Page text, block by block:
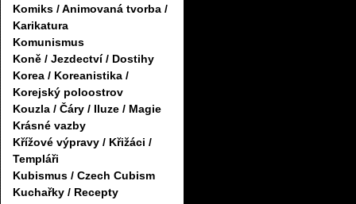
Komiks / Animovaná tvorba /
Karikatura
Komunismus
Koně / Jezdectví / Dostihy
Korea / Koreanistika /
Korejský poloostrov
Kouzla / Čáry / Iluze / Magie
Krásné vazby
Křížové výpravy / Křižáci /
Templáři
Kubismus / Czech Cubism
Kuchařky / Recepty